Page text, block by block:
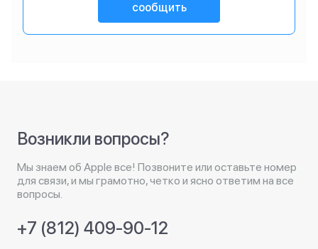
сообщить
Возникли вопросы?
Мы знаем об Apple все! Позвоните или оставьте номер
для связи, и мы грамотно, четко и ясно ответим на все
вопросы.
+7 (812) 409-90-12